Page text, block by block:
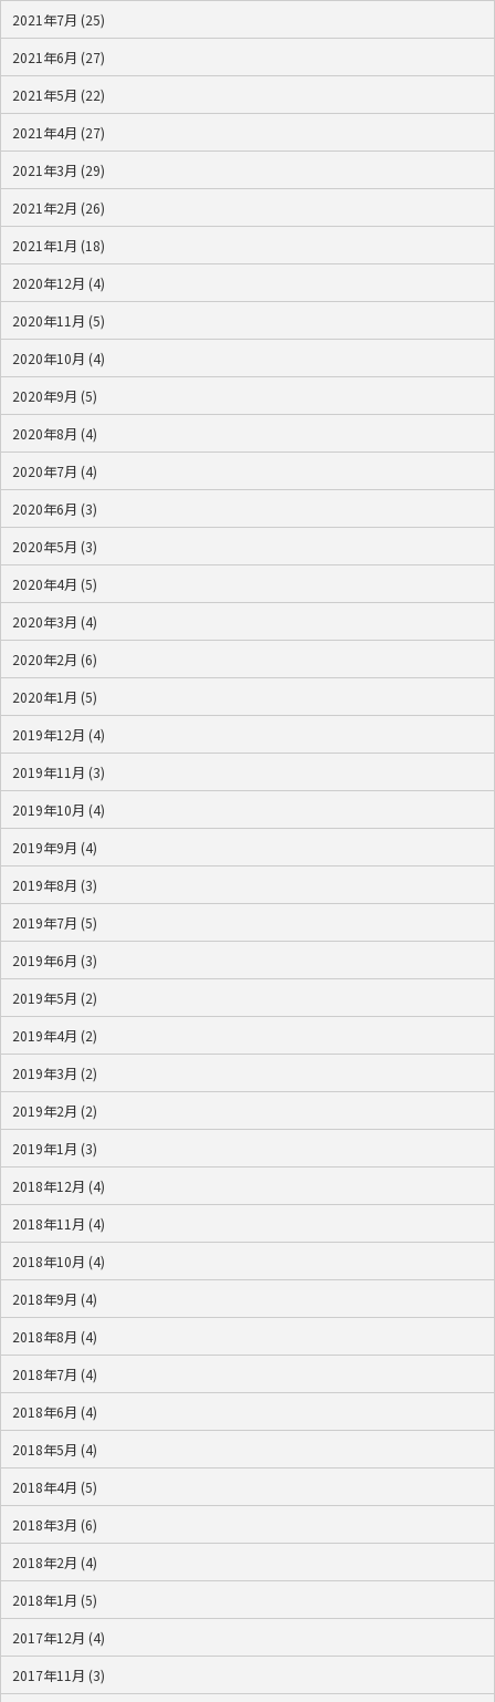
2021年7月 (25)
2021年6月 (27)
2021年5月 (22)
2021年4月 (27)
2021年3月 (29)
2021年2月 (26)
2021年1月 (18)
2020年12月 (4)
2020年11月 (5)
2020年10月 (4)
2020年9月 (5)
2020年8月 (4)
2020年7月 (4)
2020年6月 (3)
2020年5月 (3)
2020年4月 (5)
2020年3月 (4)
2020年2月 (6)
2020年1月 (5)
2019年12月 (4)
2019年11月 (3)
2019年10月 (4)
2019年9月 (4)
2019年8月 (3)
2019年7月 (5)
2019年6月 (3)
2019年5月 (2)
2019年4月 (2)
2019年3月 (2)
2019年2月 (2)
2019年1月 (3)
2018年12月 (4)
2018年11月 (4)
2018年10月 (4)
2018年9月 (4)
2018年8月 (4)
2018年7月 (4)
2018年6月 (4)
2018年5月 (4)
2018年4月 (5)
2018年3月 (6)
2018年2月 (4)
2018年1月 (5)
2017年12月 (4)
2017年11月 (3)